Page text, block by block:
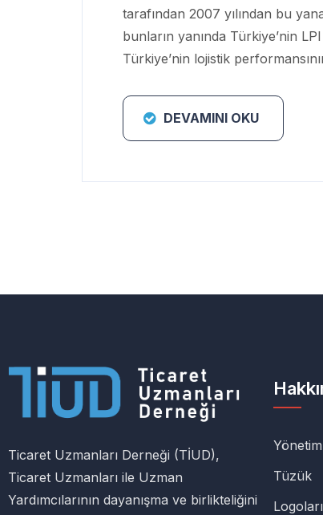
tarafından 2007 yılından bu
bunların yanında Türkiye’nin
Türkiye’nin lojistik
DEVAMINI OKU
Ticaret Uzmanları Derneği (TİUD),
Ticaret Uzmanları ile Uzman
Yardımcılarının dayanışma ve birlikteliğini
Tüzük